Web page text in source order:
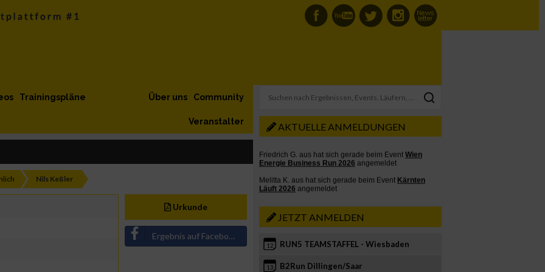
Trainingspläne Community
Über uns
Veranstalter
Nils Keßler
Urkunde
Ergebnis auf Facebook teilen
AKTUELLE ANMELDUNGEN
JETZT ANMELDEN
12 RUN5 TEAMSTAFFEL - Wiesbaden
13 B2Run Dillingen/Saar